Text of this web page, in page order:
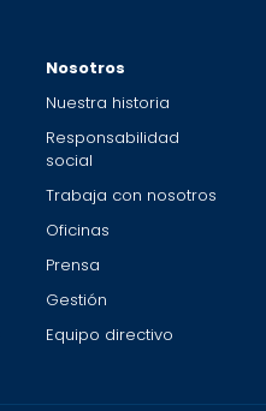
Nosotros
Nuestra historia
Responsabilidad
social
Trabaja con nosotros
Oficinas
Prensa
Gestión
Equipo directivo